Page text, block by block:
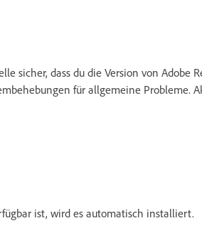
sicher, dass du die Version von Adobe
für allgemeine Probleme.
ist, wird es automatisch installiert.